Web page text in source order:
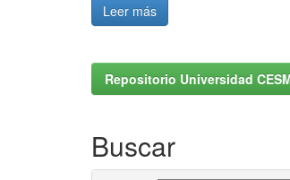
Leer más
Repositorio Universidad
Buscar